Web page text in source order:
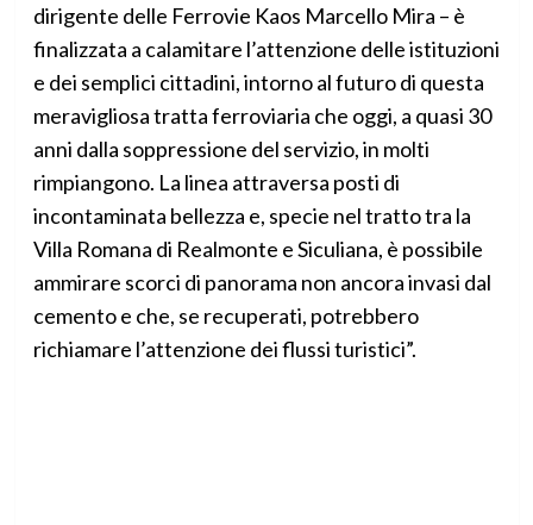
dirigente delle Ferrovie Kaos Marcello Mira – è
finalizzata a calamitare l’attenzione delle istituzioni
e dei semplici cittadini, intorno al futuro di questa
meravigliosa tratta ferroviaria che oggi, a quasi 30
anni dalla soppressione del servizio, in molti
rimpiangono. La linea attraversa posti di
incontaminata bellezza e, specie nel tratto tra la
Villa Romana di Realmonte e Siculiana, è possibile
ammirare scorci di panorama non ancora invasi dal
cemento e che, se recuperati, potrebbero
richiamare l’attenzione dei flussi turistici”.